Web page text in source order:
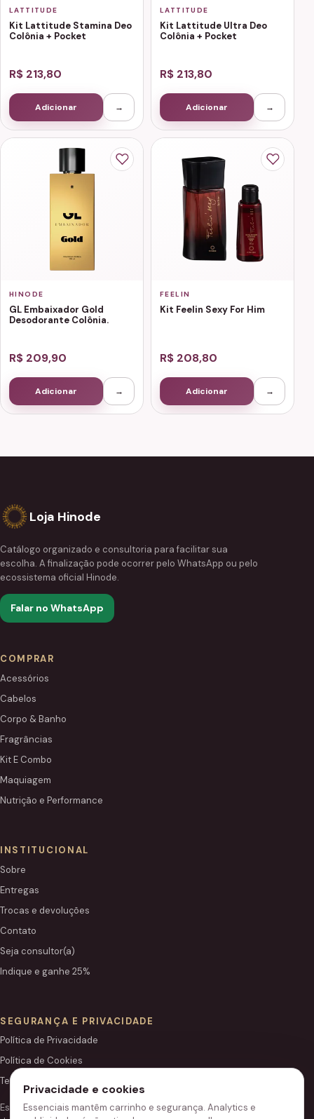
LATTITUDE
Kit Lattitude Stamina Deo
Colônia + Pocket
R$ 213,80
Adicionar →
LATTITUDE
Kit Lattitude Ultra Deo
Colônia + Pocket
R$ 213,80
Adicionar →
HINODE
GL Embaixador Gold
Desodorante Colônia.
R$ 209,90
Adicionar →
FEELIN
Kit Feelin Sexy For Him
R$ 208,80
Adicionar →
Loja Hinode
Catálogo organizado e consultoria para facilitar sua
escolha. A finalização pode ocorrer pelo WhatsApp ou pelo
ecossistema oficial Hinode.
Falar no WhatsApp
COMPRAR
Acessórios
Cabelos
Corpo & Banho
Fragrâncias
Kit E Combo
Maquiagem
Nutrição e Performance
INSTITUCIONAL
Sobre
Entregas
Trocas e devoluções
Contato
Seja consultor(a)
Indique e ganhe 25%
SEGURANÇA E PRIVACIDADE
Política de Privacidade
Política de Cookies
Termos de Uso
Este site é independente e não é o portal institucional oficial
Privacidade e cookies
Essenciais mantêm carrinho e segurança. Analytics e